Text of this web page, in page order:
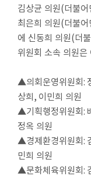
누
리
집
안
김상균 의원(더불
최은희 의원(더불
에 신동희 의원(더
위원회 소속 의원은
▲의회운영위원회:
상희, 이민희 의원
▲기획행정위원회:
정옥 의원
▲경제환경위원회:
민희 의원
▲문화체육위원회: